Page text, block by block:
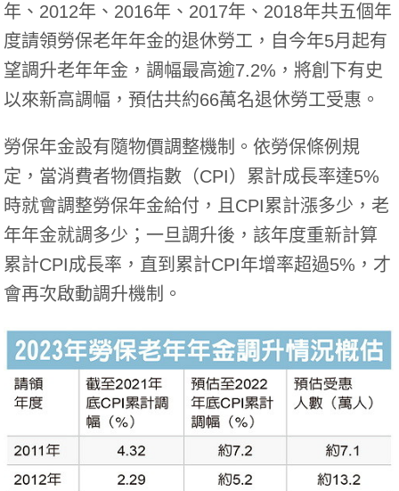
年、2012年、2016年、2017年、2018年共五個年
度請領勞保老年年金的退休勞工，自今年5月起有
望調升老年年金，調幅最高逾7.2%，將創下有史
以來新高調幅，預估共約66萬名退休勞工受惠。
勞保年金設有隨物價調整機制。依勞保條例規
定，當消費者物價指數（CPI）累計成長率達5%
時就會調整勞保年金給付，且CPI累計漲多少，老
年年金就調多少；一旦調升後，該年度重新計算
累計CPI成長率，直到累計CPI年增率超過5%，才
會再次啟動調升機制。